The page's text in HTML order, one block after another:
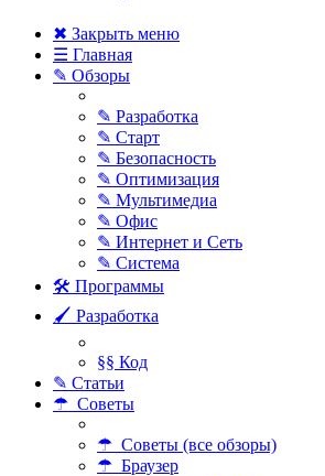
✖ Закрыть меню
☰ Главная
✎ Обзоры
✎ Разработка
✎ Старт
✎ Безопасность
✎ Оптимизация
✎ Мультимедиа
✎ Офис
✎ Интернет и Сеть
✎ Система
🛠 Программы
🖌 Разработка
§§ Код
✎ Статьи
☂ Советы
☂ Советы (все обзоры)
☂ Браузер